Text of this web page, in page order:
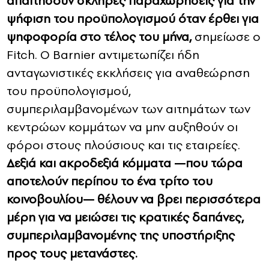
ψήφιση του προϋπολογισμού όταν έρθει για
ψηφοφορία στο τέλος του μήνα,σημείωσε ο
Fitch. Ο Barnier αντιμετωπίζει ήδη
ανταγωνιστικές εκκλήσεις για αναθεώρηση
του προϋπολογισμού,
συμπεριλαμβανομένων των αιτημάτων των
κεντρώων κομμάτων να μην αυξηθούν οι
φόροι στους πλούσιους και τις εταιρείες.
Δεξιά και ακροδεξιά κόμματα —που τώρα
αποτελούν περίπου το ένα τρίτο του
κοινοβουλίου— θέλουν να βρει περισσότερα
μέρη για να μειώσει τις κρατικές δαπάνες,
συμπεριλαμβανομένης της υποστήριξης
προς τους μετανάστες.